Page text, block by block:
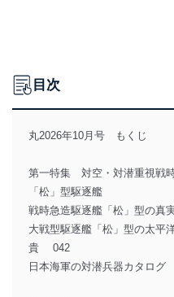
目次
丸2026年10月号 もくじ
第一特集 対空・対潜重視戦
「松」型駆逐艦
戦時急造駆逐艦「松」型の
大戦型駆逐艦「松」型の太
貴 042
日本海軍の対潜兵器カタロ